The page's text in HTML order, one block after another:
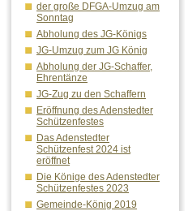
der große DFGA-Umzug am
Sonntag
Abholung des JG-Königs
JG-Umzug zum JG König
Abholung der JG-Schaffer,
Ehrentänze
JG-Zug zu den Schaffern
Eröffnung des Adenstedter
Schützenfestes
Das Adenstedter
Schützenfest 2024 ist
eröffnet
Die Könige des Adenstedter
Schützenfestes 2023
Gemeinde-König 2019